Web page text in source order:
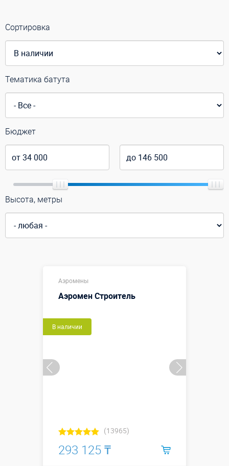
Сортировка
Тематика батута
Бюджет
Высота, метры
Аэромены
Аэромен Строитель
В наличии
(13965)
293 125 ₸